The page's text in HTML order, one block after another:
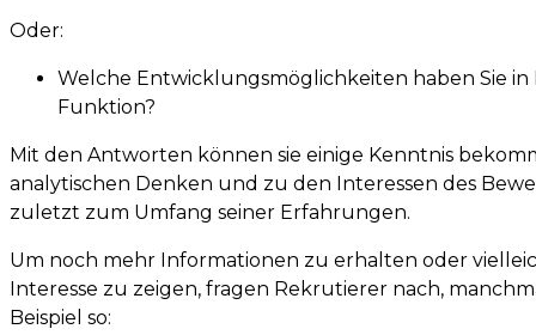
Oder:
Welche Entwicklungsmöglichkeiten haben Sie
Funktion?
Mit den Antworten können sie einige Kenntnis
analytischen Denken und zu den Interessen des
zuletzt zum Umfang seiner Erfahrungen.
Um noch mehr Informationen zu erhalten oder
Interesse zu zeigen, fragen Rekrutierer nach,
Beispiel so: